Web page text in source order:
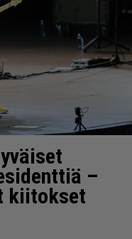
–
kiitokset